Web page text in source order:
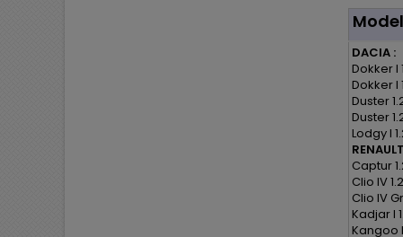
Model
DACIA :
Dokker I
Dokker I
Duster
Duster
Lodgy I
Captur
Clio IV
Clio IV
Kadjar I
Kangoo